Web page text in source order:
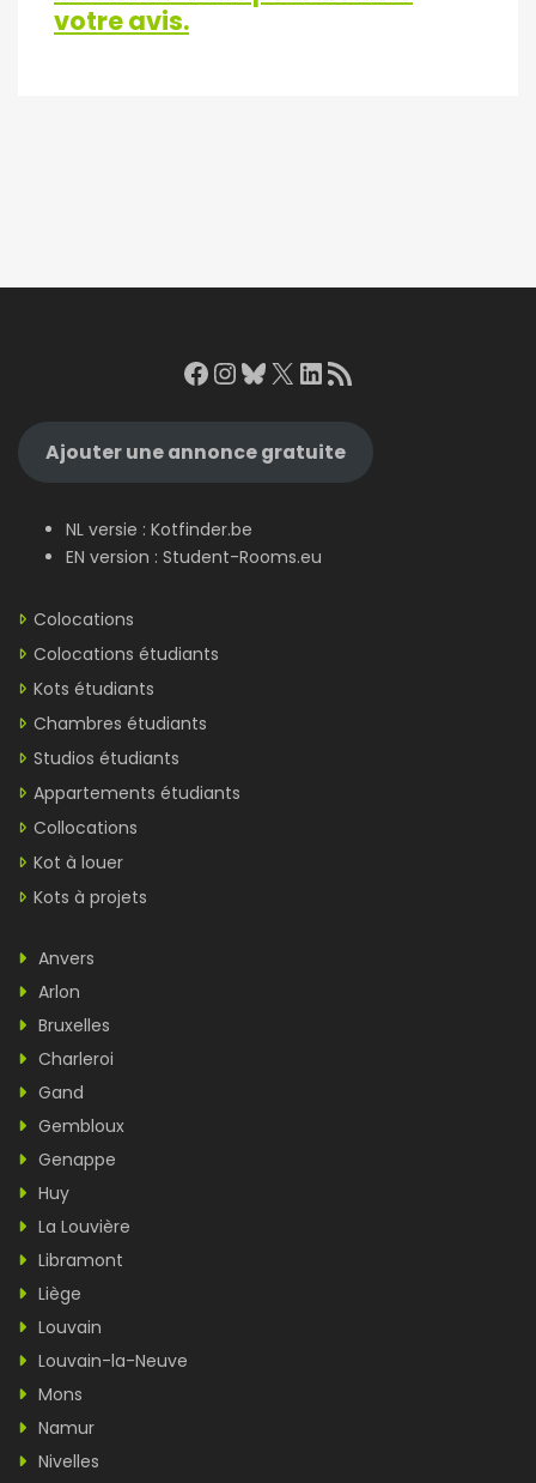
votre avis.
Facebook
Instagram
Bluesky
X LinkedIn
RSS Feed
Ajouter une annonce gratuite
NL versie : Kotfinder.be
EN version : Student-Rooms.eu
Colocations
Colocations étudiants
Kots étudiants
Chambres étudiants
Studios étudiants
Appartements étudiants
Collocations
Kot à louer
Kots à projets
Anvers
Arlon
Bruxelles
Charleroi
Gand
Gembloux
Genappe
Huy
La Louvière
Libramont
Liège
Louvain
Louvain-la-Neuve
Mons
Namur
Nivelles